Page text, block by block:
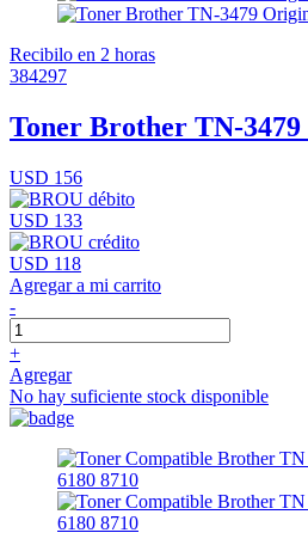
Recibilo en 2 horas
384297
Toner Brother TN-
USD 156
USD 133
USD 118
Agregar a mi carrito
-
+
Agregar
No hay suficiente stock disponible